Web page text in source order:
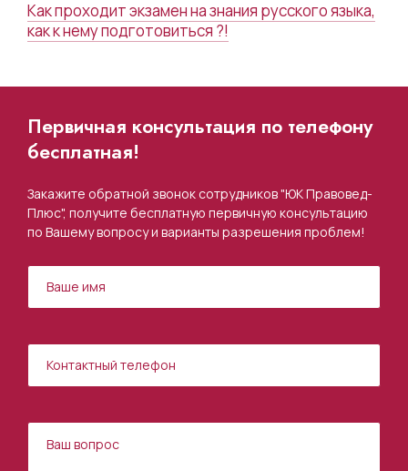
Как проходит экзамен на знания русского языка,
как к нему подготовиться ?!
Первичная консультация по телефону
бесплатная!
Закажите обратной звонок сотрудников "ЮК Правовед-
Плюс", получите бесплатную первичную консультацию
по Вашему вопросу и варианты разрешения проблем!